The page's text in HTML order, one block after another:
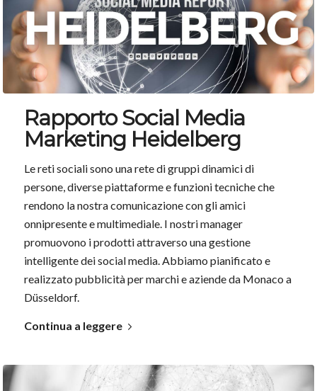
Rapporto Social Media
Marketing Heidelberg
Le reti sociali sono una rete di gruppi dinamici di
persone, diverse piattaforme e funzioni tecniche che
rendono la nostra comunicazione con gli amici
onnipresente e multimediale. I nostri manager
promuovono i prodotti attraverso una gestione
intelligente dei social media. Abbiamo pianificato e
realizzato pubblicità per marchi e aziende da Monaco a
Düsseldorf.
Continua a leggere